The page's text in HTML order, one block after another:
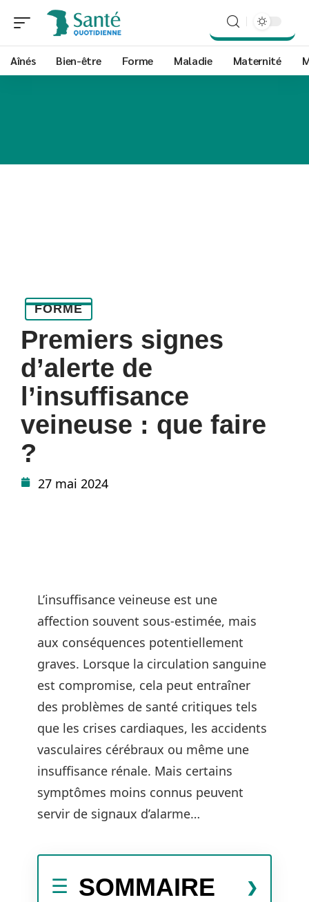
Aînés Bien-être Forme Maladie Maternité
FORME
Premiers signes
d’alerte de
l’insuffisance
veineuse : que faire
?
27 mai 2024
L’insuffisance veineuse est une
affection souvent sous-estimée, mais
aux conséquences potentiellement
graves. Lorsque la circulation sanguine
est compromise, cela peut entraîner
des problèmes de santé critiques tels
que les crises cardiaques, les accidents
vasculaires cérébraux ou même une
insuffisance rénale. Mais certains
symptômes moins connus peuvent
servir de signaux d’alarme…
SOMMAIRE